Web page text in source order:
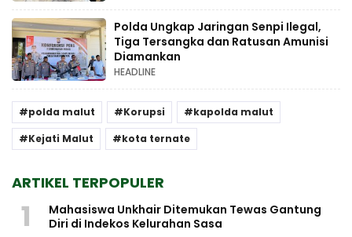
Polda Ungkap Jaringan Senpi Ilegal,
Tiga Tersangka dan Ratusan Amunisi
Diamankan
HEADLINE
polda malut Korupsi
kapolda malut
Kejati Malut
kota ternate
ARTIKEL TERPOPULER
1
Mahasiswa Unkhair Ditemukan Tewas Gantung
Diri di Indekos Kelurahan Sasa